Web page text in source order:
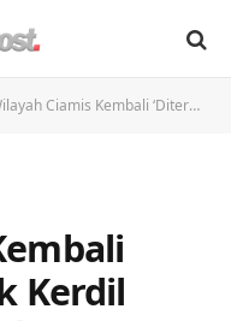
Ciamis Kembali ‘Diteror’ Makhluk Kerdil Berkepala Gundul
Kerdil